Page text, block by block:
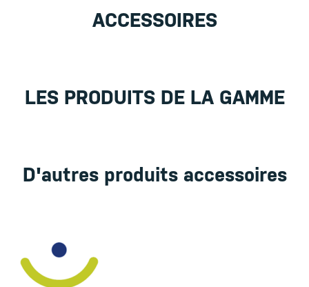
ACCESSOIRES
LES PRODUITS DE LA GAMME
D'autres produits accessoires